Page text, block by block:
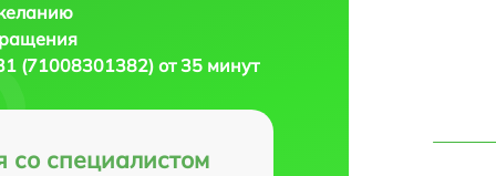
(71008301382) от 35 минут
со специалистом